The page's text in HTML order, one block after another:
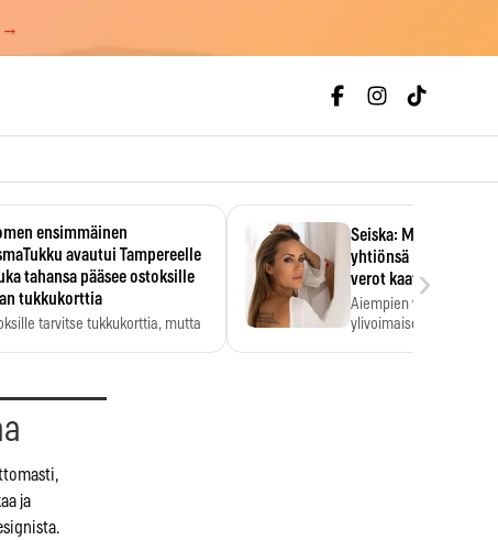
→
ensimmäinen
avautui Tampereelle
tahansa pääsee ostoksille
tukkukorttia
tarvitse tukkukorttia, mutta
Seiska: Martina
yhtiönsä konkurssiin
verot kaatoivat
Aiempien vuosien
ylivoimaiseksi esteeksi.
›
ja